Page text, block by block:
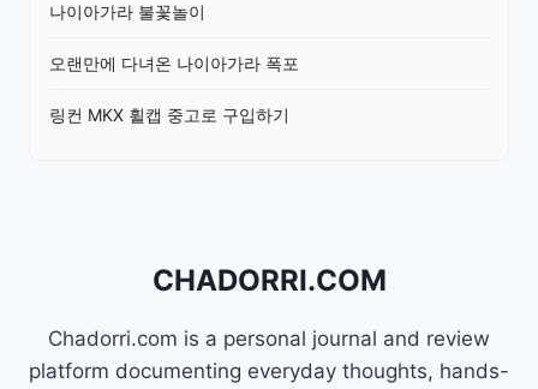
나이아가라 불꽃놀이
오랜만에 다녀온 나이아가라 폭포
링컨 MKX 휠캡 중고로 구입하기
CHADORRI.COM
Chadorri.com is a personal journal and review
platform documenting everyday thoughts, hands-